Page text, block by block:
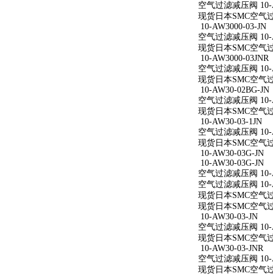
空气过滤减压阀 10-
现货日本SMC空气
10-AW3000-03-JN
空气过滤减压阀 10-
现货日本SMC空气
10-AW3000-03JNR
空气过滤减压阀 10-
现货日本SMC空气
10-AW30-02BG-JN
空气过滤减压阀 10-
现货日本SMC空气
10-AW30-03-1JN
空气过滤减压阀 10-
现货日本SMC空气
10-AW30-03G-JN
10-AW30-03G-JN
空气过滤减压阀 10-
空气过滤减压阀 10-
现货日本SMC空气
现货日本SMC空气
10-AW30-03-JN
空气过滤减压阀 10-
现货日本SMC空气
10-AW30-03-JNR
空气过滤减压阀 10-
现货日本SMC空气